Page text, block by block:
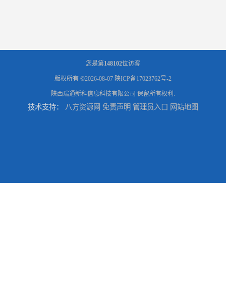
您是第148102位访客
版权所有 ©2026-08-07 陕ICP备17023762号-2
陕西瑞通新科信息科技有限公司 保留所有权利.
技术支持： 八方资源网 免责声明 管理员入口 网站地图